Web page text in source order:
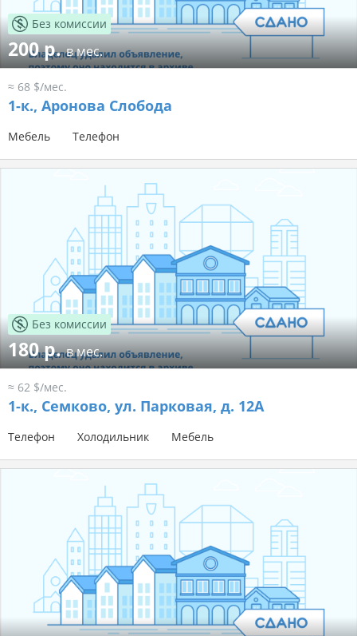
Без комиссии
200 р.в мес.
≈ 68 $/мес.
1-к., Аронова Слобода
Мебель Телефон
Без комиссии
180 р.в мес.
≈ 62 $/мес.
1-к., Семково, ул. Парковая, д. 12А
Телефон Холодильник Мебель